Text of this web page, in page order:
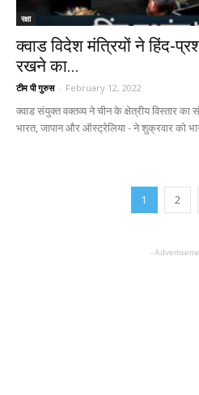
रक्षा
क्वाड विदेश मंत्रियों ने हिंद-
रखने का...
टीम पी गुरुस - February 12, 2022
क्वाड संयुक्त वक्तव्य ने चीन के क्षेत्रीय विस्तार का
भारत, जापान और ऑस्ट्रेलिया - ने शुक्रवार को
1 2
-